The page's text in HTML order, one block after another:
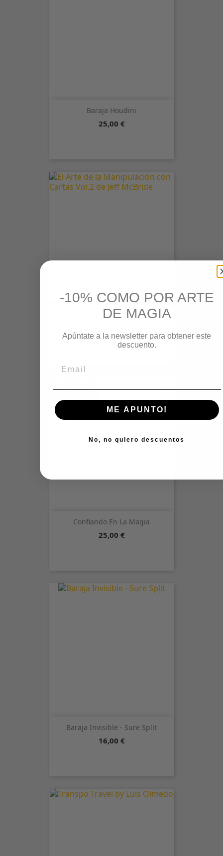
Baraja Houdini
Precio
25,00 €
El Arte De La Manipulación...
Confiando En La Magia
Precio
25,00 €
AGOTADO
Baraja Invisible - Sure Split
Precio
16,00 €
-10% COMO POR ARTE
DE MAGIA
Apúntate a la newsletter para obtener este
descuento.
ME APUNTO!
No, no quiero descuentos